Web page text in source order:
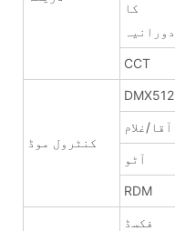
کا
دورانیہ
CCT
کنٹرول موڈ
DMX512
آقا/غلام
آٹو
RDM
فکسڈ